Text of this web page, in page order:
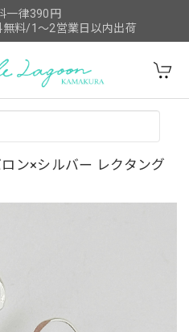
一律390円
料/1～2営業日以内出荷
ン×シルバー レクタング